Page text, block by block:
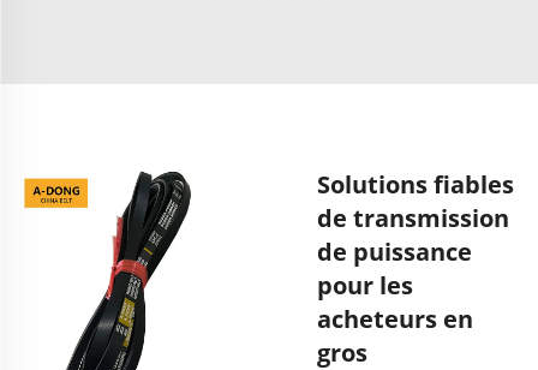
Solutions fiables
de transmission
de puissance
pour les
acheteurs en
gros